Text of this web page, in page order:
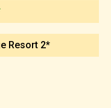
Resort 2*